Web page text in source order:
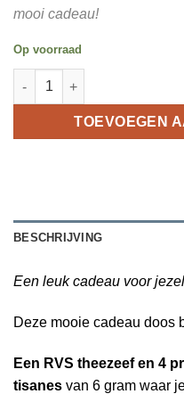
mooi cadeau!
Op voorraad
01 Cadeau Doos Thee met
TOEVOEGEN
BESCHRIJVING
Een leuk cadeau voor
Deze mooie cadeau doos
Een RVS theezeef en 4
tisanes van 6 gram waar